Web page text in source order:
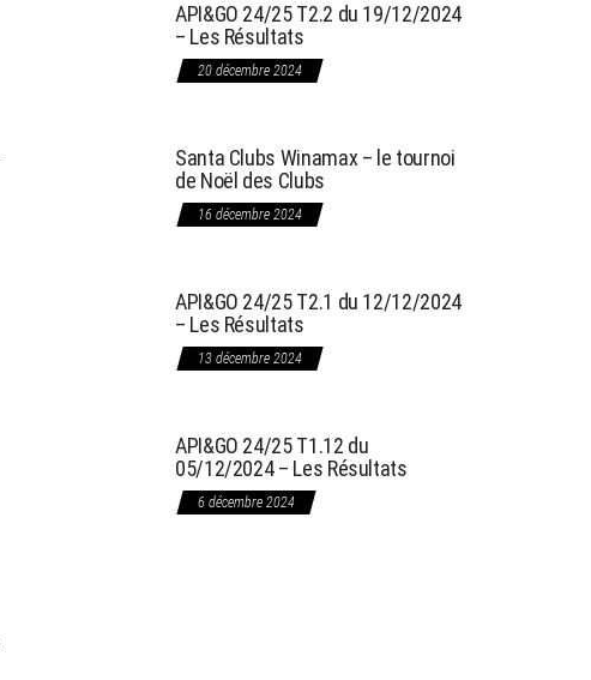
API&GO 24/25 T2.2 du 19/12/2024
– Les Résultats
20 décembre 2024
Santa Clubs Winamax – le tournoi
de Noël des Clubs
16 décembre 2024
API&GO 24/25 T2.1 du 12/12/2024
– Les Résultats
13 décembre 2024
API&GO 24/25 T1.12 du
05/12/2024 – Les Résultats
6 décembre 2024